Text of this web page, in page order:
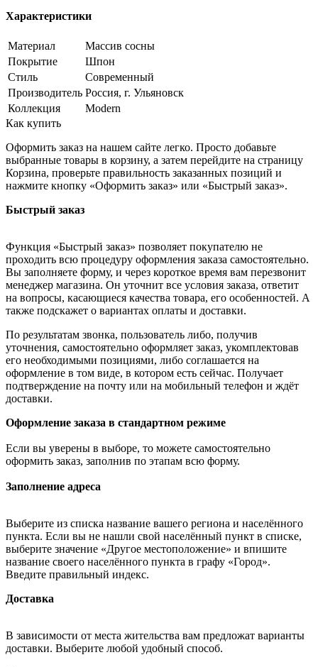
Характеристики
Материал
Массив сосны
Покрытие
Шпон
Стиль
Современный
Производитель Россия, г. Ульяновск
Коллекция
Modern
Как купить
Оформить заказ на нашем сайте легко. Просто добавьте
выбранные товары в корзину, а затем перейдите на страницу
Корзина, проверьте правильность заказанных позиций и
нажмите кнопку «Оформить заказ» или «Быстрый заказ».
Быстрый заказ
Функция «Быстрый заказ» позволяет покупателю не
проходить всю процедуру оформления заказа самостоятельно.
Вы заполняете форму, и через короткое время вам перезвонит
менеджер магазина. Он уточнит все условия заказа, ответит
на вопросы, касающиеся качества товара, его особенностей. А
также подскажет о вариантах оплаты и доставки.
По результатам звонка, пользователь либо, получив
уточнения, самостоятельно оформляет заказ, укомплектовав
его необходимыми позициями, либо соглашается на
оформление в том виде, в котором есть сейчас. Получает
подтверждение на почту или на мобильный телефон и ждёт
доставки.
Оформление заказа в стандартном режиме
Если вы уверены в выборе, то можете самостоятельно
оформить заказ, заполнив по этапам всю форму.
Заполнение адреса
Выберите из списка название вашего региона и населённого
пункта. Если вы не нашли свой населённый пункт в списке,
выберите значение «Другое местоположение» и впишите
название своего населённого пункта в графу «Город».
Введите правильный индекс.
Доставка
В зависимости от места жительства вам предложат варианты
доставки. Выберите любой удобный способ.